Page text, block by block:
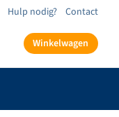
Hulp nodig? Contact
Winkelwagen